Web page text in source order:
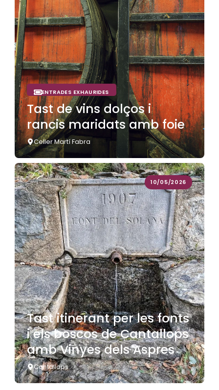
ENTRADES EXHAURIDES
Tast de vins dolços i
rancis maridats amb foie
Celler Martí Fabra
10/05/2026
Tast itinerant per les fonts
i els boscos de Cantallops
amb Vinyes dels Aspres
Cantallops